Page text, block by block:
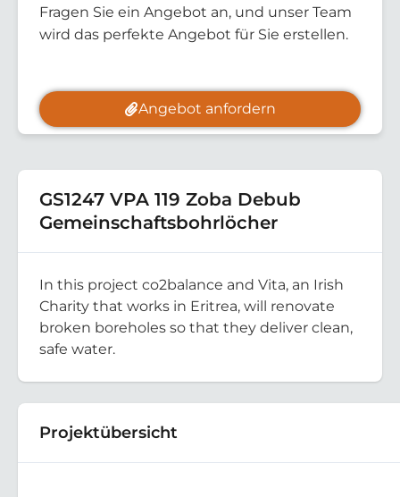
Fragen Sie ein Angebot an, und unser Team
wird das perfekte Angebot für Sie erstellen.
Angebot anfordern
GS1247 VPA 119 Zoba Debub
Gemeinschaftsbohrlöcher
In this project co2balance and Vita, an Irish
Charity that works in Eritrea, will renovate
broken boreholes so that they deliver clean,
safe water.
Projektübersicht